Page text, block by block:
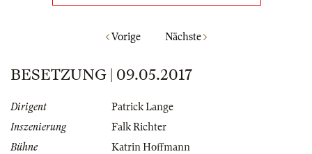
Vorige Nächste
BESETZUNG | 09.05.2017
Dirigent
Patrick Lange
Inszenierung
Falk Richter
Bühne
Katrin Hoffmann